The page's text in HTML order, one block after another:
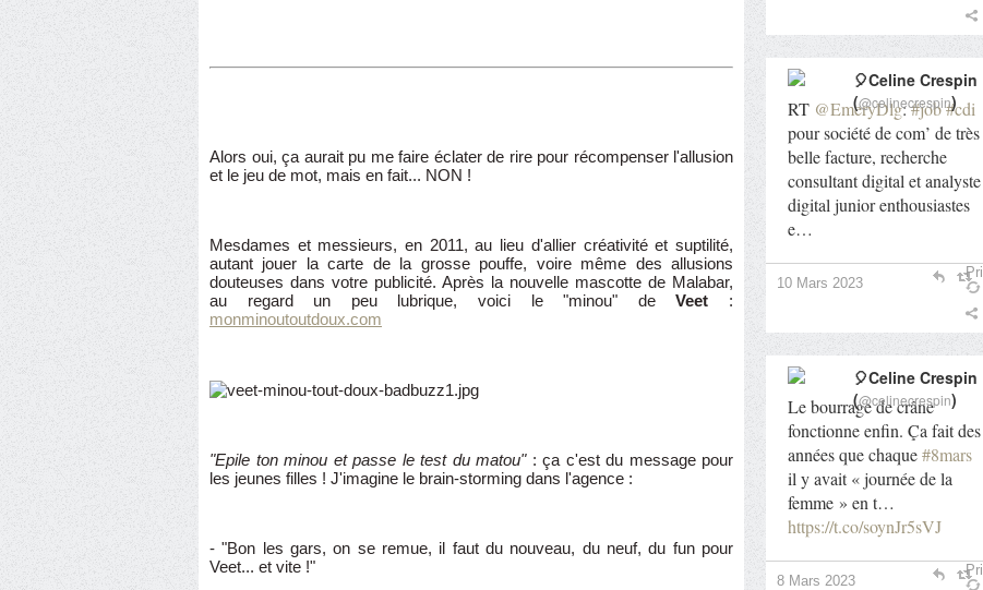
Alors oui, ça aurait pu me faire éclater de rire pour récompenser l'allusion
et le jeu de mot, mais en fait... NON !
Mesdames et messieurs, en 2011, au lieu d'allier créativité et suptilité,
autant jouer la carte de la grosse pouffe, voire même des allusions
douteuses dans votre publicité. Après la nouvelle mascotte de Malabar,
au regard un peu lubrique, voici le "minou" deVeet :
monminoutoutdoux.com
"Epile ton minou et passe le test du matou": ça c'est du message pour
les jeunes filles ! J'imagine le brain-storming dans l'agence :
- "Bon les gars, on se remue, il faut du nouveau, du neuf, du fun pour
Veet... et vite !"
RT @EmeryDlg:#job#cdi
pour société de com’ de très
belle facture, recherche
consultant digital et analyste
digital junior enthousiastes
e…
🎈Celine Crespin
(@celinecrespin)
10 Mars 2023
Le bourrage de crâne
fonctionne enfin. Ça fait des
années que chaque#8mars
il y avait « journée de la
femme » en t…
https://t.co/soynJr5sVJ
🎈Celine Crespin
(@celinecrespin)
8 Mars 2023